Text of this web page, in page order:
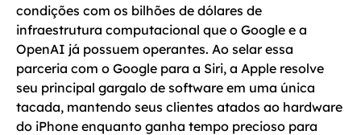
condições com os bilhões de dólares de
infraestrutura computacional que o Google e a
OpenAI já possuem operantes. Ao selar essa
parceria com o Google para a Siri, a Apple resolve
seu principal gargalo de software em uma única
tacada, mantendo seus clientes atados ao hardware
do iPhone enquanto ganha tempo precioso para